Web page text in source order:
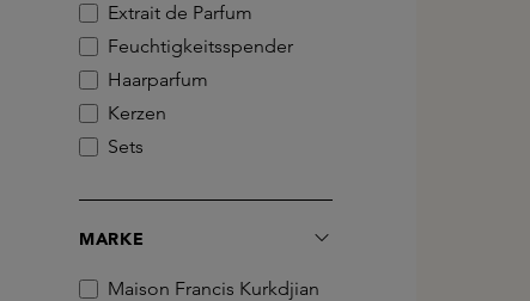
Extrait de Parfum
Feuchtigkeitsspender
Haarparfum
Kerzen
Sets
MARKE
Maison Francis Kurkdjian